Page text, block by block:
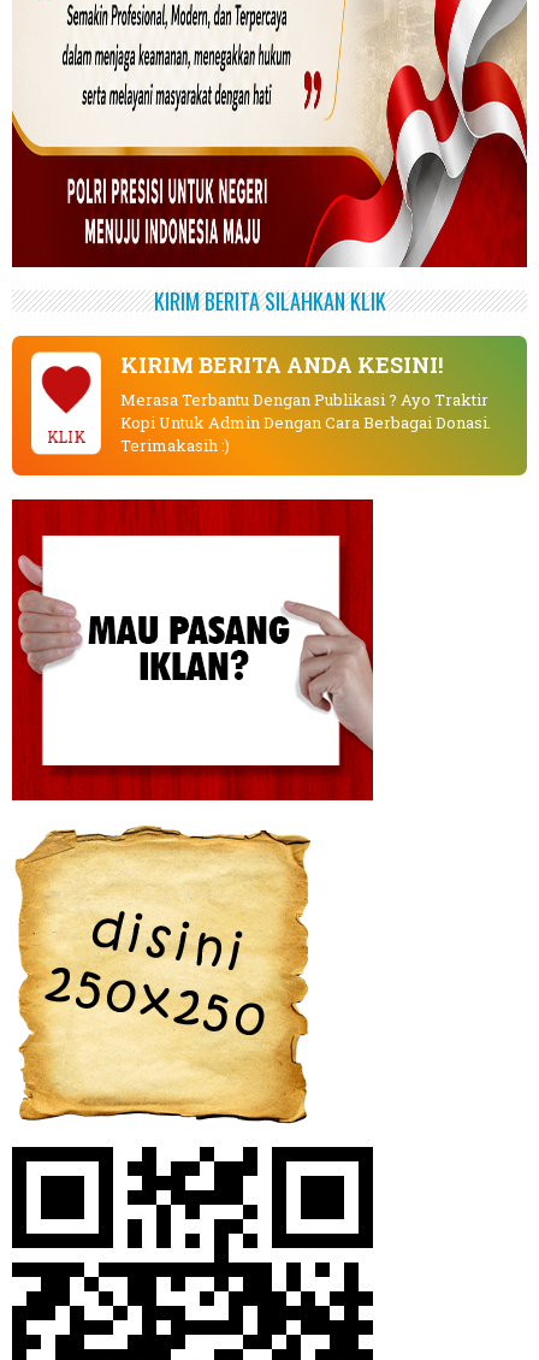
KIRIM BERITA SILAHKAN KLIK
KLIK
KIRIM BERITA ANDA KESINI!
Merasa Terbantu Dengan Publikasi ? Ayo Traktir
Kopi Untuk Admin Dengan Cara Berbagai Donasi.
Terimakasih :)